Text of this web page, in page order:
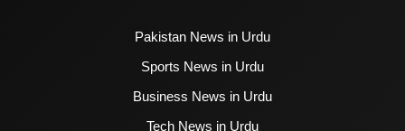
Pakistan News in Urdu
Sports News in Urdu
Business News in Urdu
Tech News in Urdu